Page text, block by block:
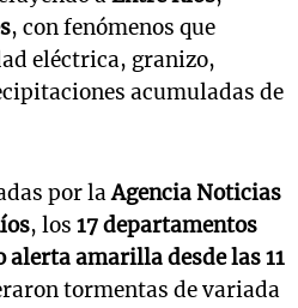
, con fenómenos que
eléctrica, granizo,
acumuladas de
por laAgencia Noticias
, los 17 departamentos
amarilla desde las 11
tormentas de variada